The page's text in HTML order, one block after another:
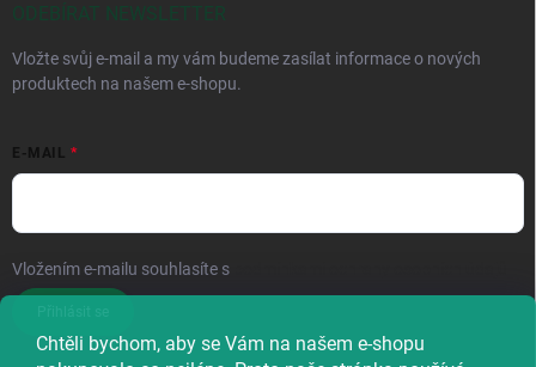
Chtěli bychom, aby se Vám na našem e-shopu
ODEBÍRAT NEWSLETTER
Vložte svůj e-mail a my vám budeme zasílat informace o nových
produktech na našem e-shopu.
E-MAIL
Vložením e-mailu souhlasíte s